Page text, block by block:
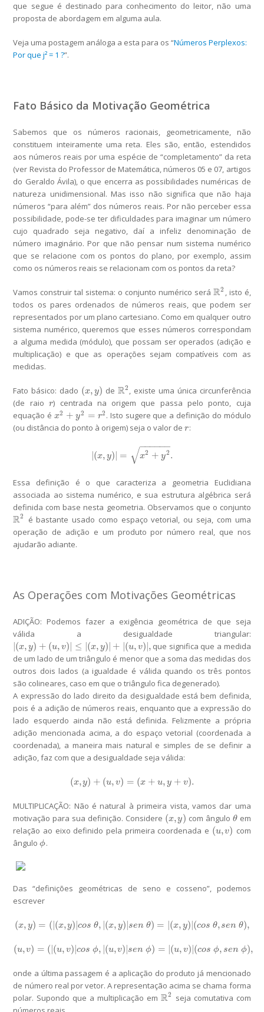
que segue é destinado para conhecimento do leitor, não uma
proposta de abordagem em alguma aula.
Veja uma postagem análoga a esta para os “Números Perplexos:
Por que j² = 1 ?”.
Fato Básico da Motivação Geométrica
Sabemos que os números racionais, geometricamente, não
constituem inteiramente uma reta. Eles são, então, estendidos
aos números reais por uma espécie de “completamento” da reta
(ver Revista do Professor de Matemática, números 05 e 07, artigos
do Geraldo Ávila), o que encerra as possibilidades numéricas de
natureza unidimensional. Mas isso não significa que não haja
números “para além” dos números reais. Por não perceber essa
possibilidade, pode-se ter dificuldades para imaginar um número
cujo quadrado seja negativo, daí a infeliz denominação de
número imaginário. Por que não pensar num sistema numérico
que se relacione com os pontos do plano, por exemplo, assim
como os números reais se relacionam com os pontos da reta?
Vamos construir tal sistema: o conjunto numérico seráR2
R2 , isto é,
todos os pares ordenados de números reais, que podem ser
representados por um plano cartesiano. Como em qualquer outro
sistema numérico, queremos que esses números correspondam
a alguma medida (módulo), que possam ser operados (adição e
multiplicação) e que as operações sejam compatíveis com as
medidas.
Fato básico: dado (x,y)
(x,y) de R2
R2 , existe uma única circunferência
(de raio r
r) centrada na origem que passa pelo ponto, cuja
equação éx2 + y2 = r2
x2 +y2 =r2
. Isto sugere que a definição do módulo
(ou distância do ponto à origem) seja o valor der
r:
(x,y) = x2 + y2
− −
−−−−
√ .
|(x y)| =x2+y 2.
Essa definição é o que caracteriza a geometria Euclidiana
associada ao sistema numérico, e sua estrutura algébrica será
definida com base nesta geometria. Observamos que o conjunto
R2
R2
é bastante usado como espaço vetorial, ou seja, com uma
operação de adição e um produto por número real, que nos
ajudarão adiante.
As Operações com Motivações Geométricas
ADIÇÃO: Podemos fazer a exigência geométrica de que seja
válida a desigualdade triangular:
|(x,y) + (u,v)| ≤ |(x,y)| + |(u,v)|,
|(x,y)+( u,v )|≤|(x )|+ |(u,v)|
que significa que a medida
de um lado de um triângulo é menor que a soma das medidas dos
outros dois lados (a igualdade é válida quando os três pontos
são colineares, caso em que o triângulo fica degenerado).
A expressão do lado direito da desigualdade está bem definida,
pois é a adição de números reais, enquanto que a expressão do
lado esquerdo ainda não está definida. Felizmente a própria
adição mencionada acima, a do espaço vetorial (coordenada a
coordenada), a maneira mais natural e simples de se definir a
adição, faz com que a desigualdade seja válida:
(x,y) + (u,v) = (x + u,y + v).
(x,y)+(u, v)= x+u,y +v).
MULTIPLICAÇÃO: Não é natural à primeira vista, vamos dar uma
motivação para sua definição. Considere (x,y)
(x,y) com ângulo θ
θem
relação ao eixo definido pela primeira coordenada e (u,v)
(u,v)
com
ânguloϕ
ϕ .
Das “definições geométricas de seno e cosseno”, podemos
escrever
(x,y) = (|(x,y)|cos θ, |(x,y)|sen θ) = |(x,y)|(cos θ, sen θ),
(x ,y )=(|(x,y)|co sθ |(x,y)| senθ)=|(x )|(cos θ,sen θ),
(u,v) = (|(u,v)|cos ϕ, |(u,v)|sen ϕ) = |(u,v)|(cos ϕ, sen ϕ),
( u, v)=(|(u ,v)|c os ,|(u,v) |sen ϕ)= |(u v)|(cos ϕ,senϕ)
onde a última passagem é a aplicação do produto já mencionado
de número real por vetor. A representação acima se chama forma
polar. Supondo que a multiplicação emR2
R2 seja comutativa com